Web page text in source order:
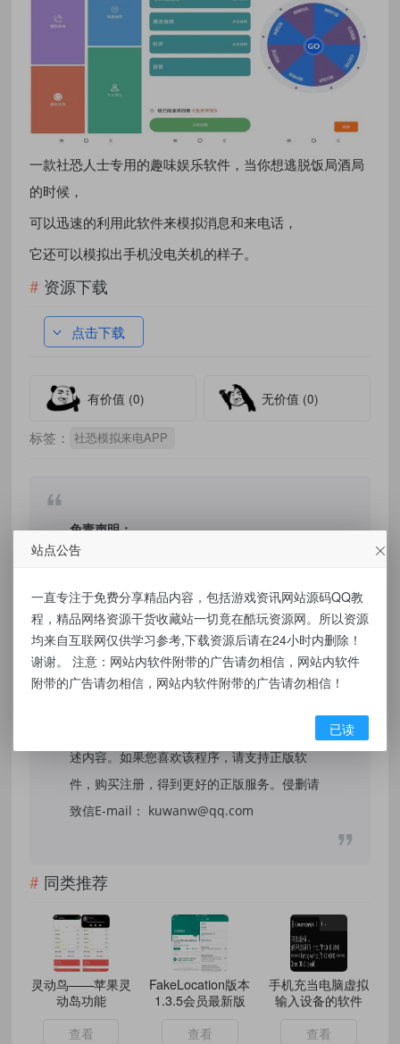
一款社恐人士专用的趣味娱乐软件，当你想逃脱饭局酒局
的时候，
可以迅速的利用此软件来模拟消息和来电话，
它还可以模拟出手机没电关机的样子。
资源下载
点击下载
有价值 (0) 无价值 (0)
标签： 社恐模拟来电APP
免责声明：
站无关，所有内容及软件的文章仅限用于学习
和研究目的。不得将上述内容用于商业或者非
法用途，否则，一切后果请用户自负，我们不
保证内容的长久可用性，通过使用本站内容随
述内容。如果您喜欢该程序，请支持正版软
件，购买注册，得到更好的正版服务。侵删请
致信E-mail： kuwanw@qq.com
同类推荐
灵动鸟——苹果灵
动岛功能
查看
FakeLocation版本
1.3.5会员最新版
查看
手机充当电脑虚拟
输入设备的软件
查看
站点公告
一直专注于免费分享精品内容，包括游戏资讯网站源码QQ教
程，精品网络资源干货收藏站一切竟在酷玩资源网。所以资源
均来自互联网仅供学习参考,下载资源后请在24小时内删除！
谢谢。 注意：网站内软件附带的广告请勿相信，网站内软件
附带的广告请勿相信，网站内软件附带的广告请勿相信！
已读